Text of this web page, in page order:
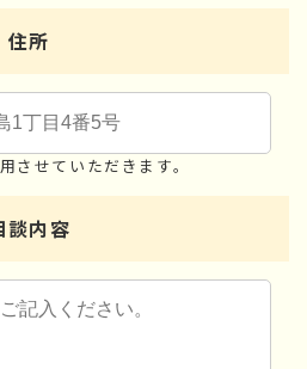
住所
させていただきます。
談内容